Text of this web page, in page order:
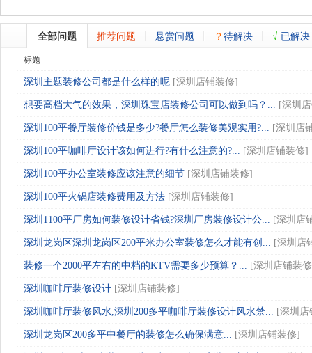
全部问题 推荐问题 悬赏问题 ？待解决 √ 已解决
标题
深圳主题装修公司都是什么样的呢 [深圳店铺装修]
想要高档大气的效果，深圳珠宝店装修公司可以做到吗？... [深圳
深圳100平餐厅装修价钱是多少?餐厅怎么装修美观实用?... [深圳店
深圳100平咖啡厅设计该如何进行?有什么注意的?... [深圳店铺装修]
深圳100平办公室装修应该注意的细节 [深圳店铺装修]
深圳100平火锅店装修费用及方法 [深圳店铺装修]
深圳1100平厂房如何装修设计省钱?深圳厂房装修设计公... [深圳店
深圳龙岗区深圳龙岗区200平米办公室装修怎么才能有创... [深圳店
装修一个2000平左右的中档的KTV需要多少预算？... [深圳店铺装修
深圳咖啡厅装修设计 [深圳店铺装修]
深圳咖啡厅装修风水,深圳200多平咖啡厅装修设计风水禁... [深圳店
深圳龙岗区200多平中餐厅的装修怎么确保满意... [深圳店铺装修]